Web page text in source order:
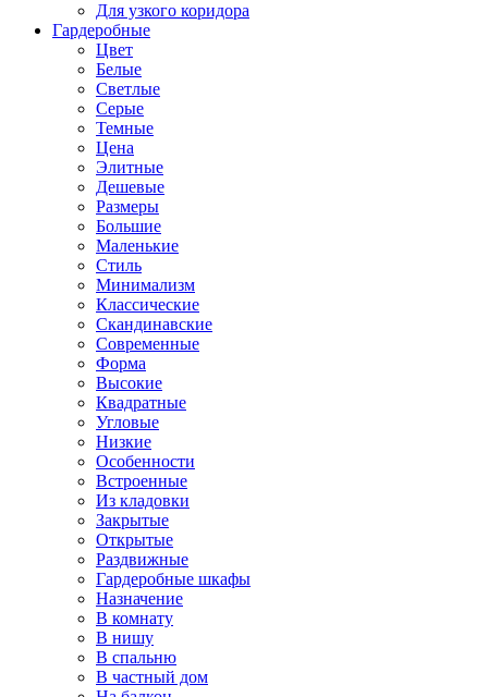
Для узкого коридора
Гардеробные
Цвет
Белые
Светлые
Серые
Темные
Цена
Элитные
Дешевые
Размеры
Большие
Маленькие
Стиль
Минимализм
Классические
Скандинавские
Современные
Форма
Высокие
Квадратные
Угловые
Низкие
Особенности
Встроенные
Из кладовки
Закрытые
Открытые
Раздвижные
Гардеробные шкафы
Назначение
В комнату
В нишу
В спальню
В частный дом